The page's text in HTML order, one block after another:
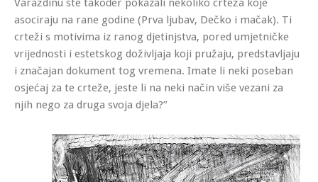
Varaždinu ste također pokazali nekoliko crteža koje
asociraju na rane godine (Prva ljubav, Dečko i mačak). Ti
crteži s motivima iz ranog djetinjstva, pored umjetničke
vrijednosti i estetskog doživljaja koji pružaju, predstavljaju
i značajan dokument tog vremena. Imate li neki poseban
osjećaj za te crteže, jeste li na neki način više vezani za
njih nego za druga svoja djela?”